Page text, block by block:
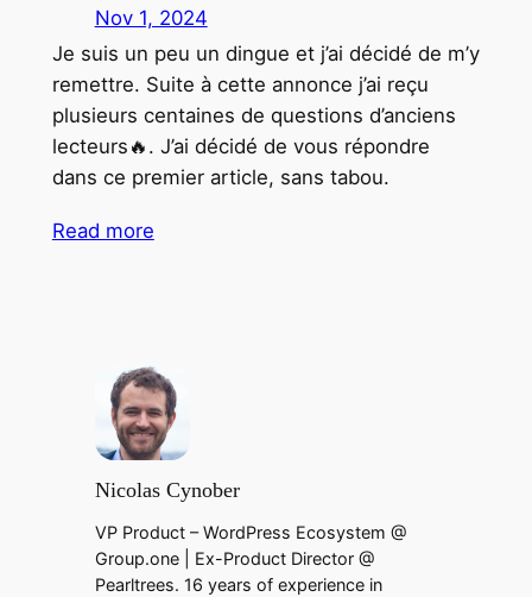
Nov 1, 2024
Je suis un peu un dingue et j’ai décidé de m’y
remettre. Suite à cette annonce j’ai reçu
plusieurs centaines de questions d’anciens
lecteurs🔥. J’ai décidé de vous répondre
dans ce premier article, sans tabou.
Read more
Nicolas Cynober
VP Product – WordPress Ecosystem @
Group.one | Ex-Product Director @
Pearltrees. 16 years of experience in